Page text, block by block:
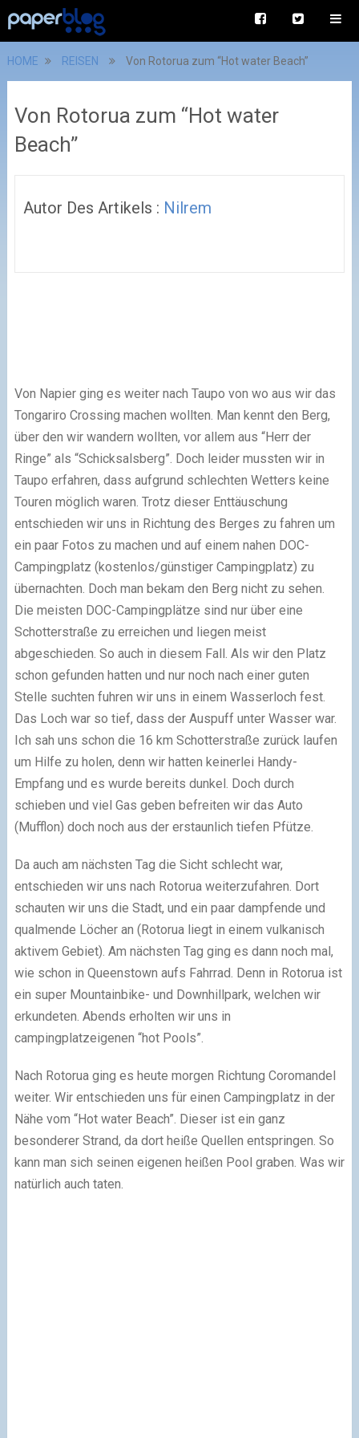
HOME REISEN Von Rotorua zum “Hot water Beach”
Von Rotorua zum “Hot water
Beach”
Autor Des Artikels : Nilrem
Von Napier ging es weiter nach Taupo von wo aus wir das
Tongariro Crossing machen wollten. Man kennt den Berg,
über den wir wandern wollten, vor allem aus “Herr der
Ringe” als “Schicksalsberg”. Doch leider mussten wir in
Taupo erfahren, dass aufgrund schlechten Wetters keine
Touren möglich waren. Trotz dieser Enttäuschung
entschieden wir uns in Richtung des Berges zu fahren um
ein paar Fotos zu machen und auf einem nahen DOC-
Campingplatz (kostenlos/günstiger Campingplatz) zu
übernachten. Doch man bekam den Berg nicht zu sehen.
Die meisten DOC-Campingplätze sind nur über eine
Schotterstraße zu erreichen und liegen meist
abgeschieden. So auch in diesem Fall. Als wir den Platz
schon gefunden hatten und nur noch nach einer guten
Stelle suchten fuhren wir uns in einem Wasserloch fest.
Das Loch war so tief, dass der Auspuff unter Wasser war.
Ich sah uns schon die 16 km Schotterstraße zurück laufen
um Hilfe zu holen, denn wir hatten keinerlei Handy-
Empfang und es wurde bereits dunkel. Doch durch
schieben und viel Gas geben befreiten wir das Auto
(Mufflon) doch noch aus der erstaunlich tiefen Pfütze.
Da auch am nächsten Tag die Sicht schlecht war,
entschieden wir uns nach Rotorua weiterzufahren. Dort
schauten wir uns die Stadt, und ein paar dampfende und
qualmende Löcher an (Rotorua liegt in einem vulkanisch
aktivem Gebiet). Am nächsten Tag ging es dann noch mal,
wie schon in Queenstown aufs Fahrrad. Denn in Rotorua ist
ein super Mountainbike- und Downhillpark, welchen wir
erkundeten. Abends erholten wir uns in
campingplatzeigenen “hot Pools”.
Nach Rotorua ging es heute morgen Richtung Coromandel
weiter. Wir entschieden uns für einen Campingplatz in der
Nähe vom “Hot water Beach”. Dieser ist ein ganz
besonderer Strand, da dort heiße Quellen entspringen. So
kann man sich seinen eigenen heißen Pool graben. Was wir
natürlich auch taten.